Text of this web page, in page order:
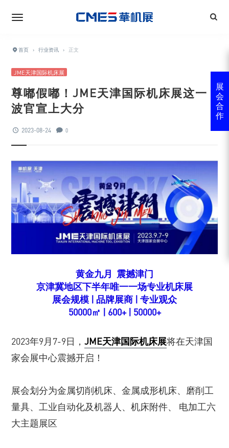
首页 › 行业资讯 › 正文
JME天津国际机床展
尊嘟假嘟！JME天津国际机床展这一
波官宣上大分
2023-08-24 0
黄金九月 震撼津门
京津冀地区下半年唯一一场专业机床展
展会规模 | 品牌展商 | 专业观众
50000㎡ | 600+ | 50000+
2023年9月7-9日， JME天津国际机床展将在天津国
家会展中心震撼开启！
展会划分为金属切削机床、金属成形机床、磨削工
量具、工业自动化及机器人、机床附件、 电加工六
大主题展区
展
会
合
作